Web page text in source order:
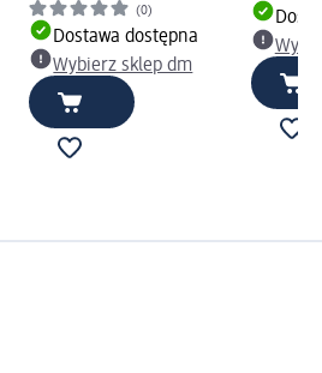
(0)
Dostawa dostępna
Wybierz sklep dm